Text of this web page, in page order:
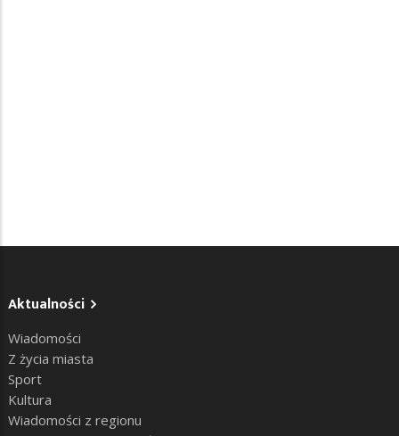
Aktualności
Wiadomości
Z życia miasta
Sport
Kultura
Wiadomości z regionu